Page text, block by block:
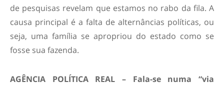
de pesquisas revelam que estamos no rabo da fila. A
causa principal é a falta de alternâncias políticas, ou
seja, uma família se apropriou do estado como se
fosse sua fazenda.
AGÊNCIA POLÍTICA REAL – Fala-se numa “via